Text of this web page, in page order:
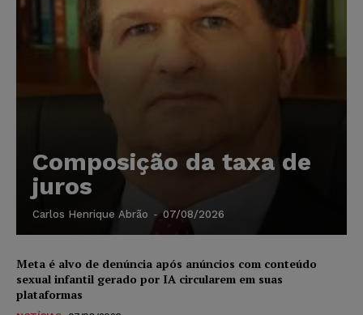
Composição da taxa de
juros
Carlos Henrique Abrão - 07/08/2026
Meta é alvo de denúncia após anúncios com conteúdo
sexual infantil gerado por IA circularem em suas
plataformas